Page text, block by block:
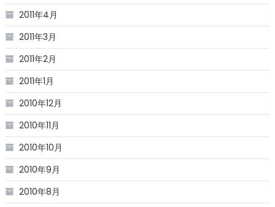
2011年4月
2011年3月
2011年2月
2011年1月
2010年12月
2010年11月
2010年10月
2010年9月
2010年8月